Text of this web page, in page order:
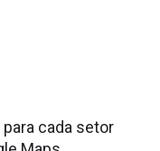
cada setor